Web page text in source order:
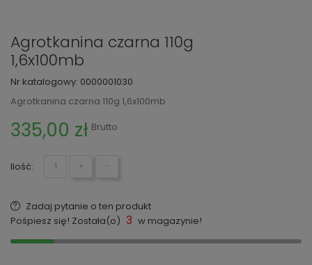
Agrotkanina czarna 110g
1,6x100mb
Nr katalogowy: 0000001030
Agrotkanina czarna 110g 1,6x100mb
335,00 zł Brutto
Ilość: + −
Zadaj pytanie o ten produkt
Pośpiesz się! Została(o) 3 w magazynie!